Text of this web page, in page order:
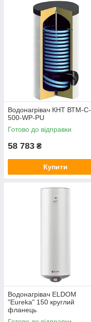
Водонагрівач КНТ ВТM-C-
500-WP-PU
Готово до відправки
58 783 ₴
Купити
Водонагрівач ELDOM
"Eureka" 150 круглий
фланець